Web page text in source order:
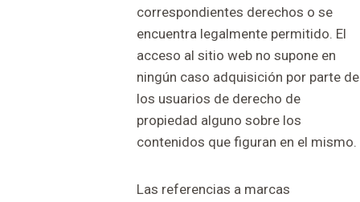
correspondientes derechos o se
encuentra legalmente permitido. El
acceso al sitio web no supone en
ningún caso adquisición por parte de
los usuarios de derecho de
propiedad alguno sobre los
contenidos que figuran en el mismo.
Las referencias a marcas